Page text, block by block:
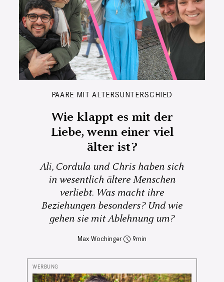
PAARE MIT ALTERSUNTERSCHIED
Wie klappt es mit der
Liebe, wenn einer viel
älter ist?
Ali, Cordula und Chris haben sich
in wesentlich ältere Menschen
verliebt. Was macht ihre
Beziehungen besonders? Und wie
gehen sie mit Ablehnung um?
Max Wochinger 9